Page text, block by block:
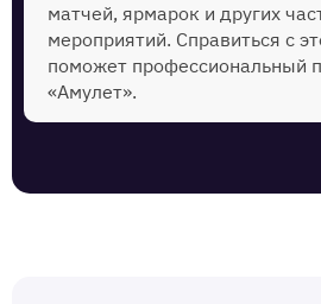
матчей, ярмарок и других
мероприятий. Справиться с
поможет профессиональный
«Амулет».